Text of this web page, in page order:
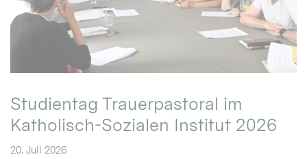
Studientag Trauerpastoral im
Katholisch-Sozialen Institut 2026
20. Juli 2026